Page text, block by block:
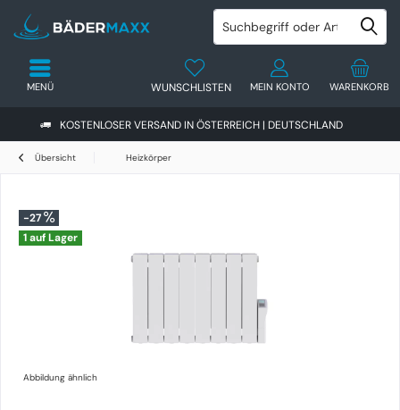
KOSTENLOSER VERSAND IN ÖSTERREICH | DEUTSCHLAND
WARENKORB
WUNSCHLISTEN MEIN KONTO
MENÜ
Übersicht Heizkörper
-27
1 auf Lager
Abbildung ähnlich